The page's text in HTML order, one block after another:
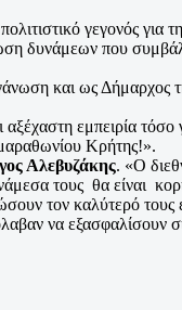
γεγονός
δυνάμεων που
και ως
εμπειρία
Κρήτης!».
Αλεβυζάκης. «Ο
τους θα είναι
τον καλύτερό τους
να